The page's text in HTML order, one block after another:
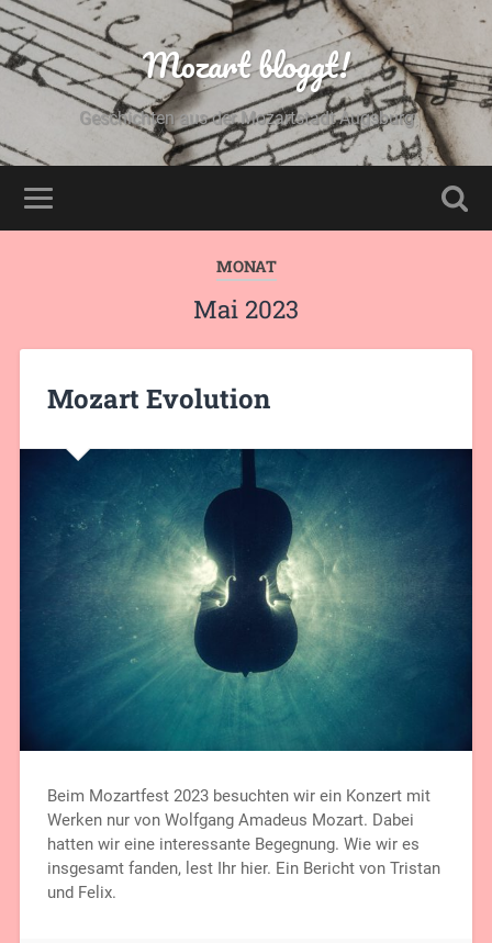
Mozart bloggt!
Geschichten aus der Mozartstadt Augsburg
MONAT
Mai 2023
Mozart Evolution
Beim Mozartfest 2023 besuchten wir ein Konzert mit
Werken nur von Wolfgang Amadeus Mozart. Dabei
hatten wir eine interessante Begegnung. Wie wir es
insgesamt fanden, lest Ihr hier. Ein Bericht von Tristan
und Felix.